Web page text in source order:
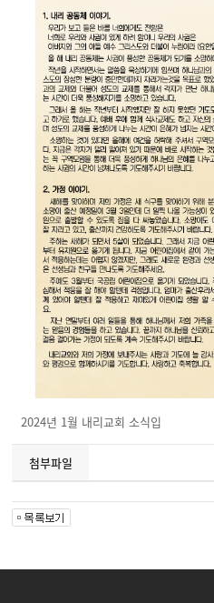
2024년 1월 내리교회 소식입
첨부파일